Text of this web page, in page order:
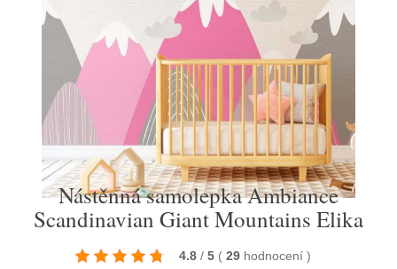
Nástěnná samolepka Ambiance
Scandinavian Giant Mountains Elika
4.8 / 5 ( 29 hodnocení )